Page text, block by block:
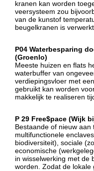
kranen kan worden
veersysteem zou
van de kunstof
beugelkranen is verwerkt
P04 Waterbesparing
(Groenlo)
Meeste huizen en flats
waterbuffer van
verdiepingsvloer met
gebruikt kan worden
makkelijk te realiseren
P 29 Free$pace (Wijk
Bestaande of nieuw
multifunctionele
biodiversiteit), sociale
economische
in wisselwerking met de
worden. Zodat de lokale